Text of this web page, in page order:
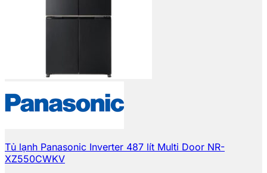
Tủ lạnh Panasonic Inverter 487 lít Multi Door NR-
XZ550CWKV